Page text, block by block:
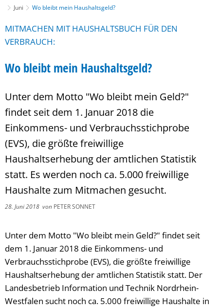
Juni
Wo bleibt mein Haushaltsgeld?
MITMACHEN MIT HAUSHALTSBUCH FÜR DEN
VERBRAUCH:
Wo bleibt mein Haushaltsgeld?
Unter dem Motto "Wo bleibt mein Geld?"
findet seit dem 1. Januar 2018 die
Einkommens- und Verbrauchsstichprobe
(EVS), die größte freiwillige
Haushaltserhebung der amtlichen Statistik
statt. Es werden noch ca. 5.000 freiwillige
Haushalte zum Mitmachen gesucht.
28. Juni 2018 von PETER SONNET
Unter dem Motto "Wo bleibt mein Geld?" findet seit
dem 1. Januar 2018 die Einkommens- und
Verbrauchsstichprobe (EVS), die größte freiwillige
Haushaltserhebung der amtlichen Statistik statt. Der
Landesbetrieb Information und Technik Nordrhein-
Westfalen sucht noch ca. 5.000 freiwillige Haushalte in